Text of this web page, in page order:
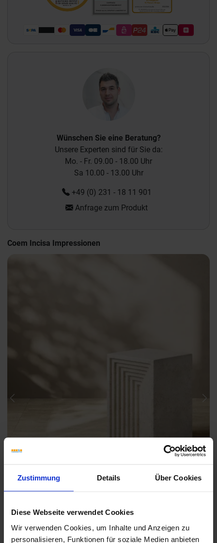
Zustimmung Details Über Cookies
Diese Webseite verwendet Cookies
Wir verwenden Cookies, um Inhalte und Anzeigen zu
personalisieren, Funktionen für soziale Medien anbieten
Wünschen Sie eine Beratung?
Unsere Experten sind für Sie da:
Mo. - Fr. 09.00 - 18.00 Uhr
Sa 10.00 - 13.00 Uhr
+49 (0) 231 - 18 11 901
Anfrage zum Produkt
Coem Incisa Impressionen
Previous